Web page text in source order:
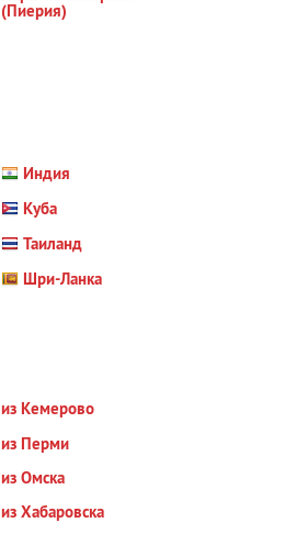
(Пиерия)
Индия
Куба
Таиланд
Шри-Ланка
из Кемерово
из Перми
из Омска
из Хабаровска